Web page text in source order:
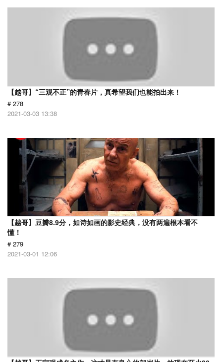
【越哥】“三观不正”的青春片，真希望我们也能拍出来！
# 278
2021-03-03 13:38
【越哥】豆瓣8.9分，如诗如画的影史经典，没有两遍根本看不
懂！
# 279
2021-03-01 12:06